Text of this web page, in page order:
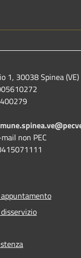
1, 30038 Spinea
non PEC